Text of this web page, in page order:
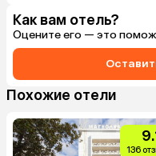
Как вам отель?
Оцените его — это
Похожие отели
136